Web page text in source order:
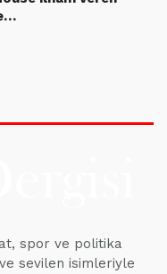
spor ve politika
sevilen isimleriyle